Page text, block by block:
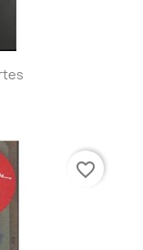
favorite_border